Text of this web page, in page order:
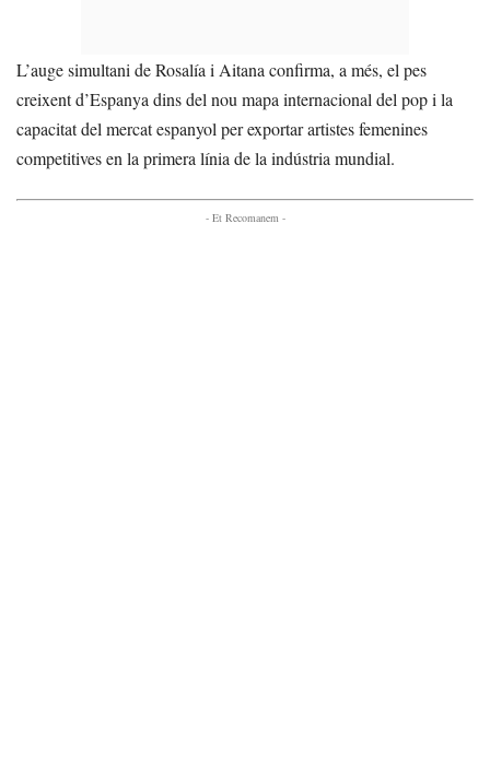
L’auge simultani de Rosalía i Aitana confirma, a més, el pes
creixent d’Espanya dins del nou mapa internacional del pop i la
capacitat del mercat espanyol per exportar artistes femenines
competitives en la primera línia de la indústria mundial.
- Et Recomanem -